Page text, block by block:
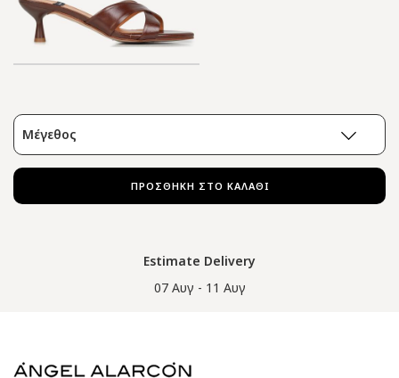
Estimate Delivery
07 Αυγ - 11 Αυγ
Μέγεθος
ΠΡΟΣΘΗΚΗ ΣΤΟ ΚΑΛΑΘΙ